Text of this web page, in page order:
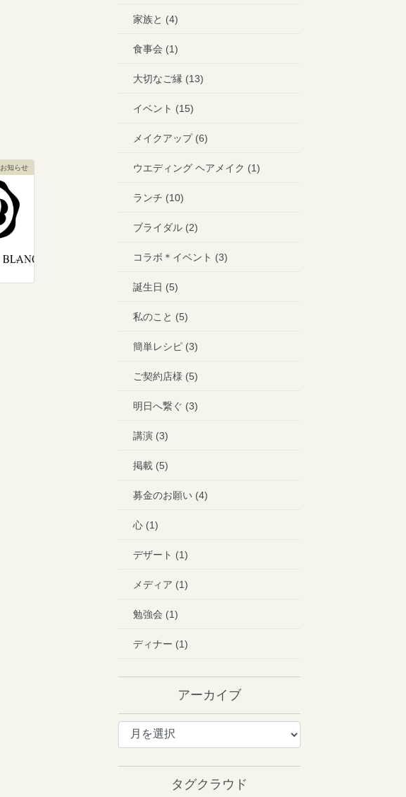
お知らせ
家族と (4)
食事会 (1)
大切なご縁 (13)
イベント (15)
メイクアップ (6)
ウエディング ヘアメイク (1)
ランチ (10)
ブライダル (2)
コラボ＊イベント (3)
誕生日 (5)
私のこと (5)
簡単レシピ (3)
ご契約店様 (5)
明日へ繋ぐ (3)
講演 (3)
掲載 (5)
募金のお願い (4)
心 (1)
デザート (1)
メディア (1)
勉強会 (1)
ディナー (1)
アーカイブ
ア
タグクラウド